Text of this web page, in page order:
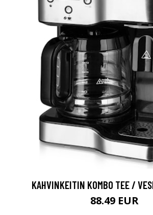
KAHVINKEITIN KOMBO TEE /
88.49 EUR